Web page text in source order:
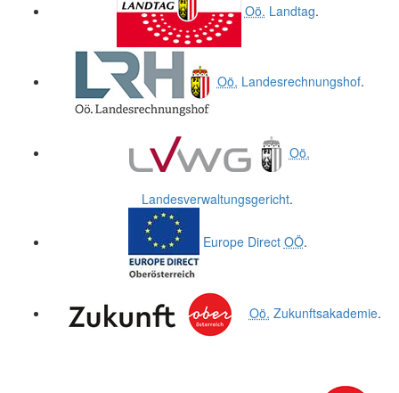
Oö. Landtag.
Oö. Landesrechnungshof.
Oö.
Landesverwaltungsgericht.
Europe Direct OÖ.
Oö. Zukunftsakademie.